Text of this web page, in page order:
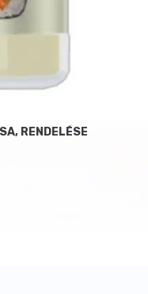
RENDELÉSE